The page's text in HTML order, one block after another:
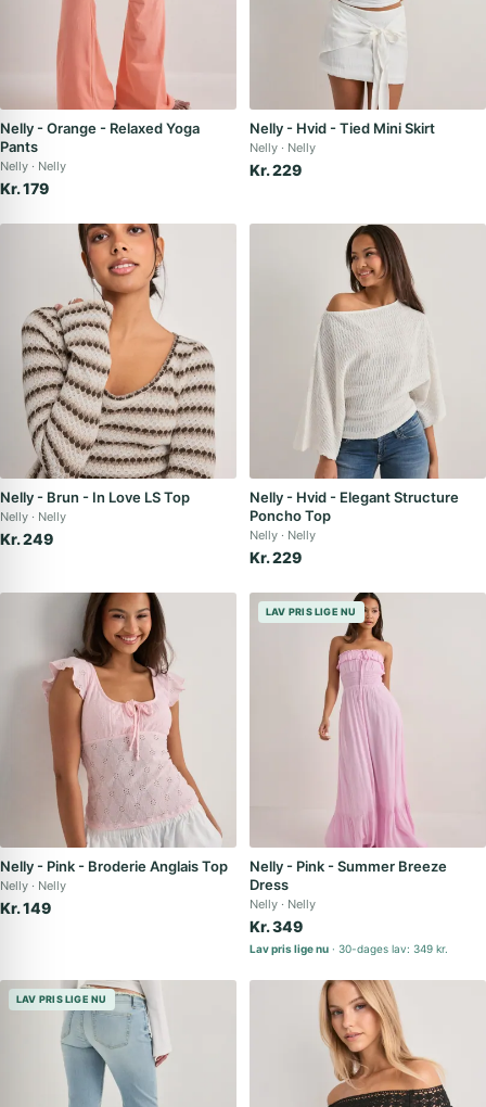
Nelly - Orange - Relaxed Yoga
Pants
Nelly Nelly
Kr. 179
Nelly - Hvid - Tied Mini Skirt
Nelly Nelly
Kr. 229
Nelly - Brun - In Love LS Top
Nelly Nelly
Kr. 249
Nelly - Hvid - Elegant Structure
Poncho Top
Nelly Nelly
Kr. 229
Nelly - Pink - Broderie Anglais Top
Nelly Nelly
Kr. 149
LAV PRIS LIGE NU
Nelly - Pink - Summer Breeze
Dress
Nelly Nelly
Kr. 349
Lav pris lige nu 30-dages lav: 349 kr.
LAV PRIS LIGE NU